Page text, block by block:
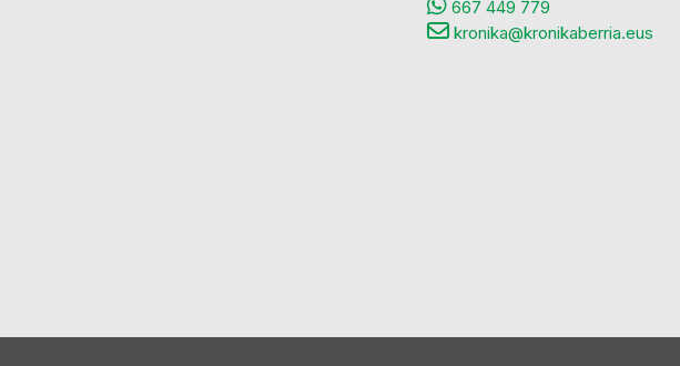
667 449 779
kronika@kronikaberria.eus